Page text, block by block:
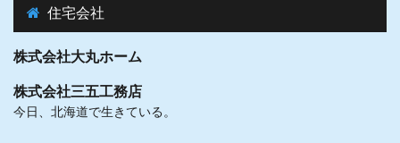
住宅会社
株式会社大丸ホーム
株式会社三五工務店
今日、北海道で生きている。